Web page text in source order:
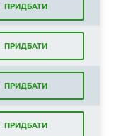
ПРИДБАТИ
ПРИДБАТИ
ПРИДБАТИ
ПРИДБАТИ